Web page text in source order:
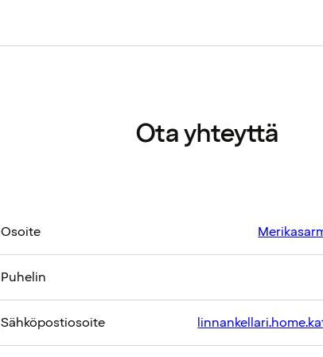
Ota yhteyttä
Osoite
Puhelin
Sähköpostiosoite